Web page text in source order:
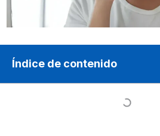
Índice de contenido